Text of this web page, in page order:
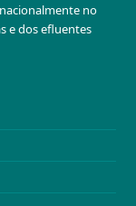
no
e dos efluentes